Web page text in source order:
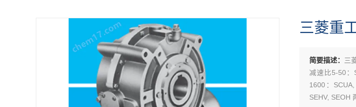
三菱重
简要描述： 三
减速比5-50：
1600：
SEHV, SEOH